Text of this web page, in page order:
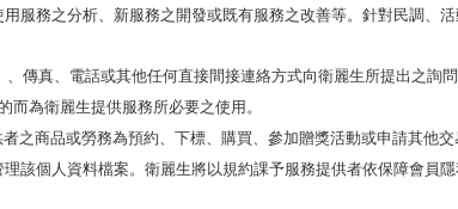
服務之分析、新服務之開發或既有服務之改善等。針對民調、
傳真、電話或其他任何直接間接連絡方式向衛麗生所提出之詢問
而為衛麗生提供服務所必要之使用。
之商品或勞務為預約、下標、購買、參加贈獎活動或申請其他
該個人資料檔案。衛麗生將以規約課予服務提供者依保障會員